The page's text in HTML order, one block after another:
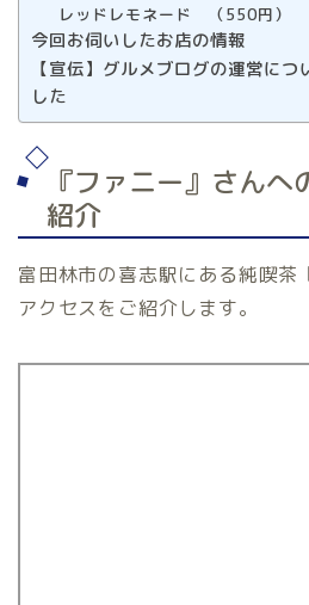
レッドレモネード （550円）
今回お伺いしたお店の情報
【宣伝】グルメブログの運営に
した
『ファニー』さん
紹介
富田林市の喜志駅にある純喫茶
アクセスをご紹介します。